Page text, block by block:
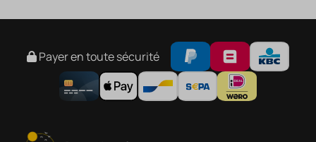
Payer en toute sécurité